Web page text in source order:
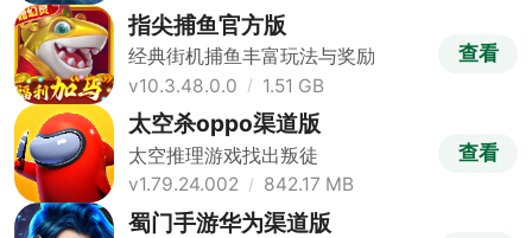
指尖捕鱼官方版
经典街机捕鱼丰富玩法与奖励
v10.3.48.0.0
1.51 GB
查看
太空杀oppo渠道版
太空推理游戏找出叛徒
v1.79.24.002
842.17 MB
查看
蜀门手游华为渠道版